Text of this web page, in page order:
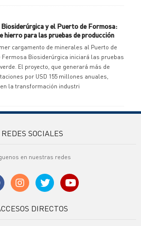
y el Puerto de Formosa:
hierro para las pruebas de producción
cargamento de minerales al Puerto de
Fermosa Biosiderúrgica iniciará las pruebas
El proyecto, que generará más de
por USD 155 millones anuales,
la transformación industri
REDES SOCIALES
en nuestras redes
DIRECTOS